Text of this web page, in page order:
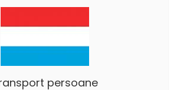
persoane